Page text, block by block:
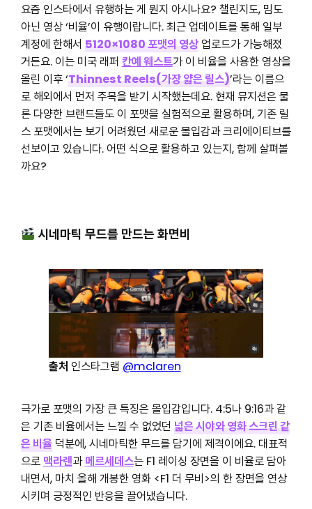
요즘 인스타에서 유행하는 게 뭔지 아시나요? 챌린지도, 밈도
아닌 영상 ‘비율’이 유행이랍니다. 최근 업데이트를 통해 일부
계정에 한해서 5120×1080 포맷의 영상업로드가 가능해졌
거든요. 이는 미국 래퍼 칸예 웨스트가 이 비율을 사용한 영상을
올린 이후 ‘Thinnest Reels(가장 얇은 릴스)’라는 이름으
로 해외에서 먼저 주목을 받기 시작했는데요. 현재 뮤지션은 물
론 다양한 브랜드들도 이 포맷을 실험적으로 활용하며, 기존 릴
스 포맷에서는 보기 어려웠던 새로운 몰입감과 크리에이티브를
선보이고 있습니다. 어떤 식으로 활용하고 있는지, 함께 살펴볼
까요?
시네마틱 무드를 만드는 화면비
출처 인스타그램 @mclaren
극가로 포맷의 가장 큰 특징은 몰입감입니다. 4:5나 9:16과 같
은 기존 비율에서는 느낄 수 없었던 넓은 시야와 영화 스크린 같
은 비율덕분에, 시네마틱한 무드를 담기에 제격이에요. 대표적
으로 맥라렌과메르세데스는 F1 레이싱 장면을 이 비율로 담아
내면서, 마치 올해 개봉한 영화 <F1 더 무비>의 한 장면을 연상
시키며 긍정적인 반응을 끌어냈습니다.